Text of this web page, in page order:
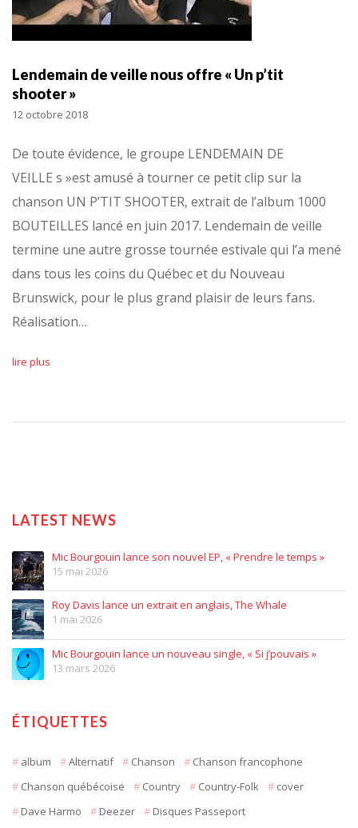
Lendemain de veille nous offre « Un p’tit
shooter »
12 octobre 2018
De toute évidence, le groupe LENDEMAIN DE
VEILLE s »est amusé à tourner ce petit clip sur la
chanson UN P’TIT SHOOTER, extrait de l’album 1000
BOUTEILLES lancé en juin 2017. Lendemain de veille
termine une autre grosse tournée estivale qui l’a mené
dans tous les coins du Québec et du Nouveau
Brunswick, pour le plus grand plaisir de leurs fans.
Réalisation…
lire plus
LATEST NEWS
Mic Bourgouin lance son nouvel EP, « Prendre le temps »
15 mai 2026
Roy Davis lance un extrait en anglais, The Whale
1 mai 2026
Mic Bourgouin lance un nouveau single, « Si j’pouvais »
13 mars 2026
ÉTIQUETTES
album Alternatif Chanson
Chanson francophone
Chanson québécoise
Country Country-Folk
cover
Dave Harmo
Deezer
Disques Passeport